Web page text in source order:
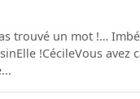
trouvé un mot !…
!CécileVous avez